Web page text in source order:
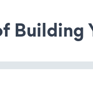
Building